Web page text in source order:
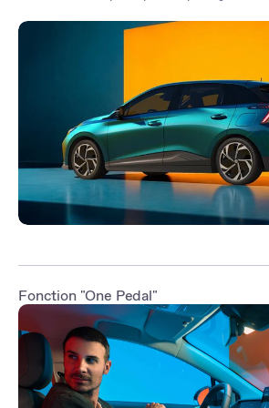
Fonction "One Pedal"
Avec 5 réglages de frein régénératif dont un
maximisez la récupération d'énergie en